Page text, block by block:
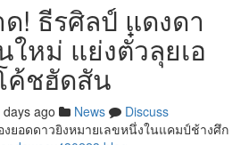
! ธีรศิลป์ แดงดา
หม่ แย่งตั๋วลุยเอ
ค้ชฮัดสัน
days ago News
Discuss
ยอดดาวยิงหมายเลขหนึ่งในแคมป์ช้างศึก